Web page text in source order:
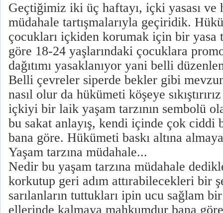
Geçtiğimiz iki üç haftayı, içki yasası ve
müdahale tartışmalarıyla geçiridik.
çocukları içkiden korumak için bir yasa
göre 18-24 yaşlarındaki çocuklara
dağıtımı yasaklanıyor yani belli
Belli çevreler siperde bekler gibi
nasıl olur da hükümeti köşeye
içkiyi bir laik yaşam tarzının sembolü
bu sakat anlayış, kendi içinde çok
bana göre. Hükümeti baskı altına
Yaşam tarzına müdahale...
Nedir bu yaşam tarzına müdahale
korkutup geri adım attırabilecekleri bir
sarılanların tuttukları ipin ucu sağlam
ellerinde kalmaya mahkumdur bana